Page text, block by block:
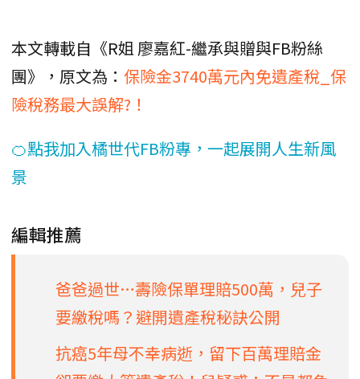
本文轉載自《R姐 廖嘉紅-繼承與贈與FB粉絲
團》，原文為： 保險金3740萬元內免遺產稅_保
險稅務最大誤解?！
🍊點我加入橘世代FB粉專，一起展開人生新風
景
編輯推薦
爸爸過世…壽險保單理賠500萬，兒子
要繳稅嗎？避開遺產稅秘訣公開
抗癌5年母不幸病逝，留下百萬理賠金